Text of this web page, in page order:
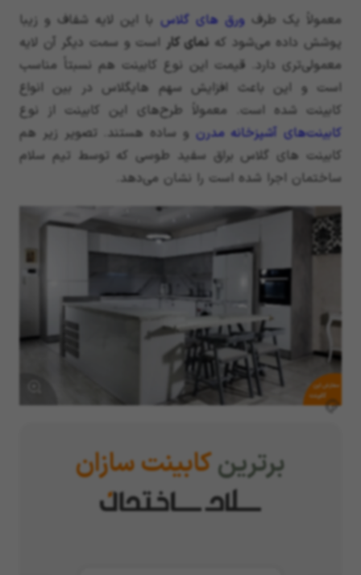
معمولاً یک طرفورق های گلاس با این لایه شفاف و زیبا
پوشش داده می‌شود که نمای کار است و سمت دیگر آن لایه
معمولی‌تری دارد. قیمت این نوع کابینت هم نسبتاً مناسب
است و این باعث افزایش سهم هایگلاس در بین انواع
کابینت شده است. معمولاً طرح‌های این کابینت از نوع
کابینت‌های آشپزخانه مدرن و ساده هستند. تصویر زیر هم
کابینت های گلاس براق سفید طوسی که توسط تیم سلام
ساختمان اجرا شده است را نشان می‌دهد.
سفارش این
کابینت
برترینکابینت سازان